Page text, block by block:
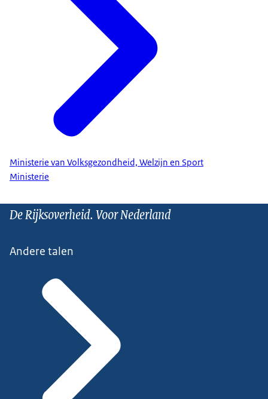
Ministerie van Volksgezondheid, Welzijn en Sport
Ministerie
De Rijksoverheid. Voor Nederland
Andere talen